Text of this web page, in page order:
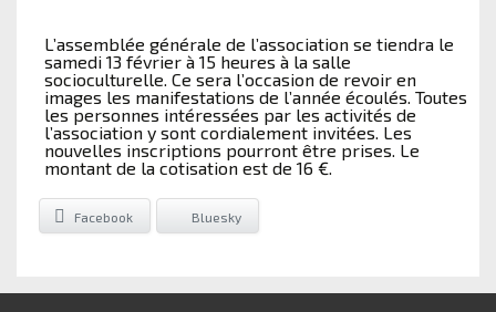
L’assemblée générale de l’association se tiendra le
samedi 13 février à 15 heures à la salle
socioculturelle. Ce sera l’occasion de revoir en
images les manifestations de l’année écoulés. Toutes
les personnes intéressées par les activités de
l’association y sont cordialement invitées. Les
nouvelles inscriptions pourront être prises. Le
montant de la cotisation est de 16 €.
Facebook Bluesky